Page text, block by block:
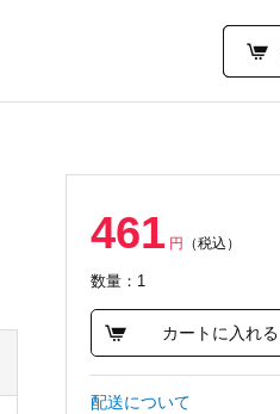
461 円 （税込）
数量：1
カートに入れる
配送について